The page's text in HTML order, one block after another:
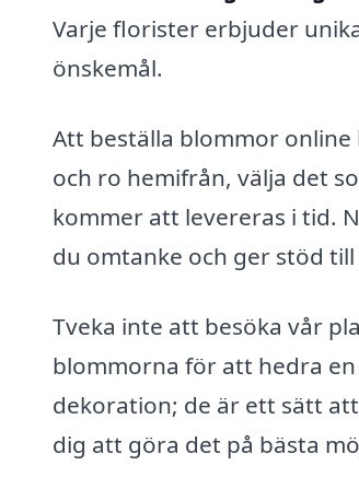
Varje florister erbjuder
önskemål.
Att beställa blommor
och ro hemifrån, välja det
kommer att levereras i tid.
du omtanke och ger stöd
Tveka inte att besöka vår
blommorna för att hedra
dekoration; de är ett sätt
dig att göra det på bästa